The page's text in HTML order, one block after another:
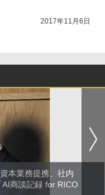
2017年11月6日
本業務提携、社内
商談記録 for RICO